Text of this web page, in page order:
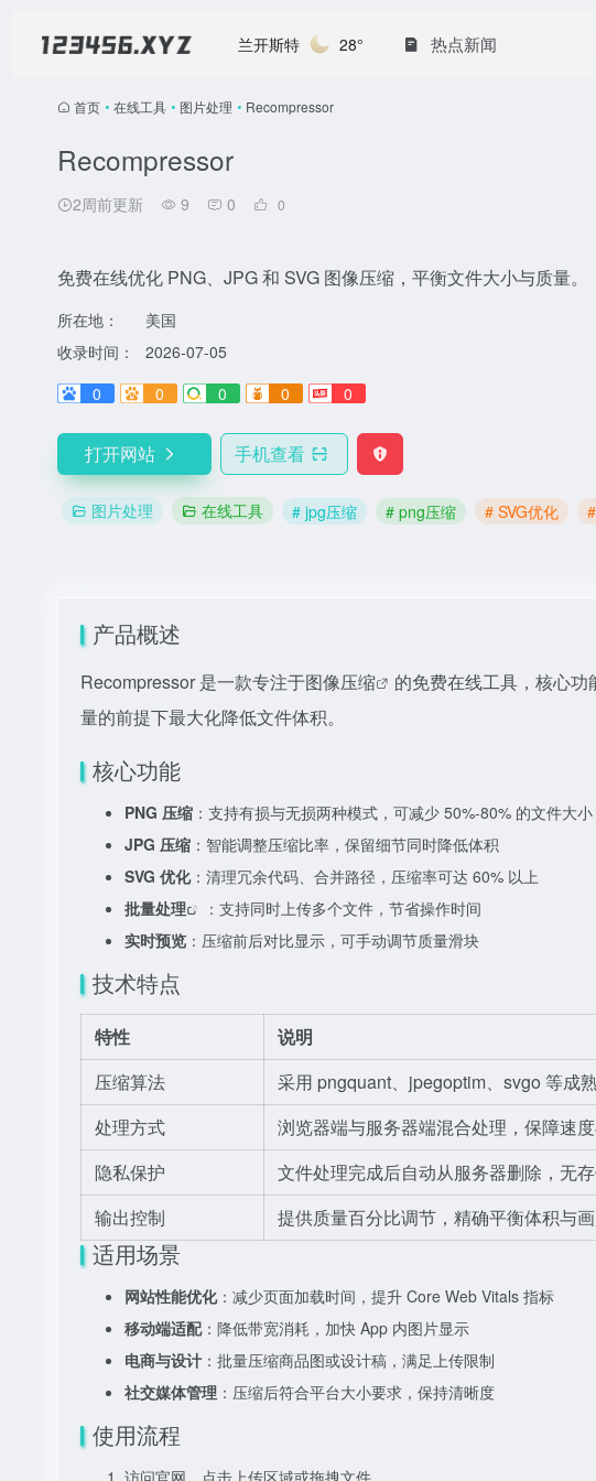
兰开斯特 28° 热点新闻
首页 • 在线工具 • 图片处理 • Recompressor
Recompressor
2周前更新 9 0 0
免费在线优化 PNG、JPG 和 SVG 图像压缩，平衡文件大小与质量。
所在地：
美国
收录时间：
2026-07-05
0
0 0 0 0
打开网站 手机查看
图片处理 在线工具 # jpg压缩 # png压缩 # SVG优化
产品概述
Recompressor 是一款专注于图像压缩 的免费在线工具，核心功
量的前提下最大化降低文件体积。
核心功能
PNG 压缩 ：支持有损与无损两种模式，可减少 50%-80% 的文件大小
JPG 压缩 ：智能调整压缩比率，保留细节同时降低体积
SVG 优化：清理冗余代码、合并路径，压缩率可达 60% 以上
批量处理
：支持同时上传多个文件，节省操作时间
实时预览 ：压缩前后对比显示，可手动调节质量滑块
技术特点
特性
说明
压缩算法
采用 pngquant、jpegoptim、svgo 等成
处理方式
浏览器端与服务器端混合处理，保障速
隐私保护
文件处理完成后自动从服务器删除，无
输出控制
提供质量百分比调节，精确平衡体积与
适用场景
网站性能优化：减少页面加载时间，提升 Core Web Vitals 指标
移动端适配：降低带宽消耗，加快 App 内图片显示
电商与设计 ：批量压缩商品图或设计稿，满足上传限制
社交媒体管理 ：压缩后符合平台大小要求，保持清晰度
使用流程
访问官网，点击上传区域或拖拽文件